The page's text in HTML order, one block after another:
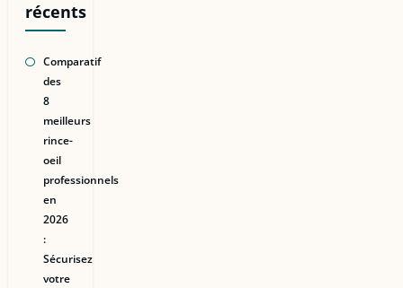
récents
Comparatif
des
8
meilleurs
rince-
oeil
professionnels
en
2026
:
Sécurisez
votre